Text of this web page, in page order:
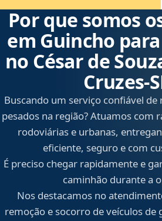
Por que somos
em Guincho
no César de
Buscando um serviço confiável
pesados na região? Atuamos com
rodoviárias e urbanas,
eficiente, seguro e com
É preciso chegar rapidamente e
caminhão durante a
Nos destacamos no
remoção e socorro de veículos